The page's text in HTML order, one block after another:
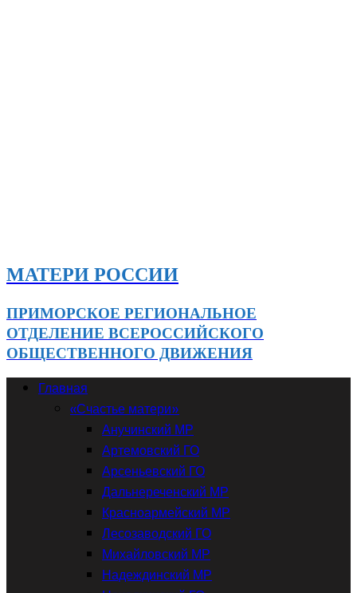
МАТЕРИ РОССИИ
ПРИМОРСКОЕ РЕГИОНАЛЬНОЕ
ОТДЕЛЕНИЕ ВСЕРОССИЙСКОГО
ОБЩЕСТВЕННОГО ДВИЖЕНИЯ
Главная
«Счастье матери»
Анучинский МР
Артемовский ГО
Арсеньевский ГО
Дальнереченский МР
Красноармейский МР
Лесозаводский ГО
Михайловский МР
Надеждинский МР